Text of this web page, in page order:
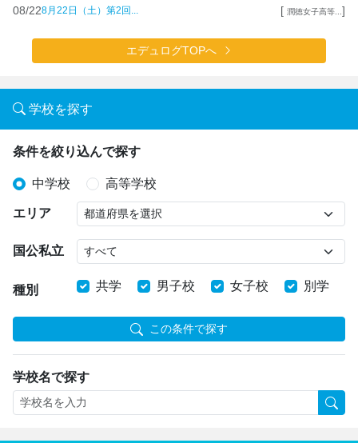
08/228月22日（土）第2回... [ 潤徳女子高等... ]
エデュログTOPへ
学校を探す
条件を絞り込んで探す
中学校 高等学校
エリア
国公私立
種別 共学 男子校 女子校 別学
この条件で探す
学校名で探す